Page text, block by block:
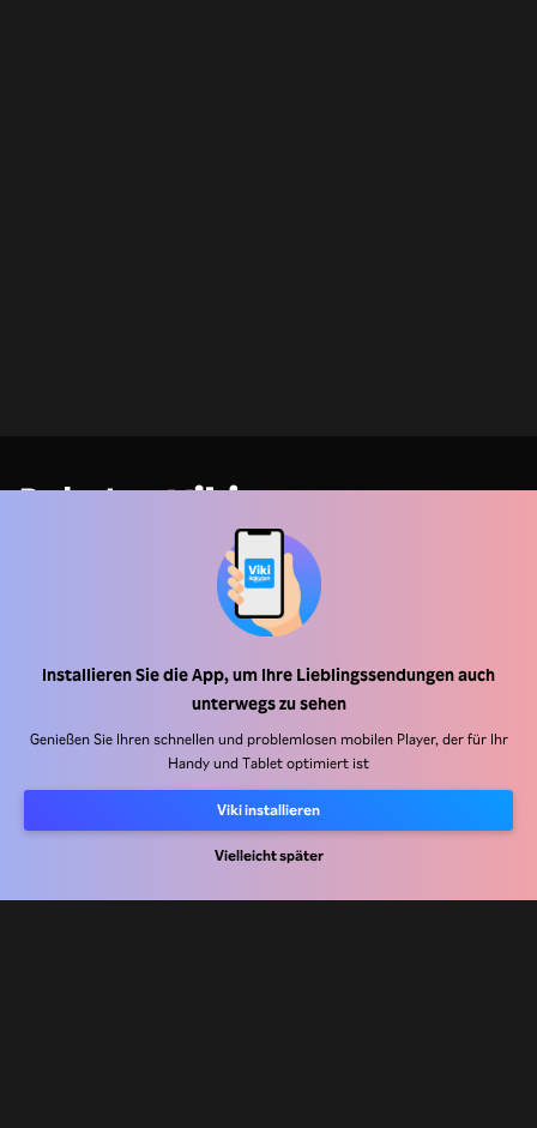
Installieren Sie die App, um Ihre Lieblingssendungen auch
unterwegs zu sehen
Genießen Sie Ihren schnellen und problemlosen mobilen Player, der für Ihr
Handy und Tablet optimiert ist
Viki installieren
Vielleicht später
Hilfe Center
Arbeiten Sie mit uns zusammen
Pressezentrum
Nutzungsbedingungen